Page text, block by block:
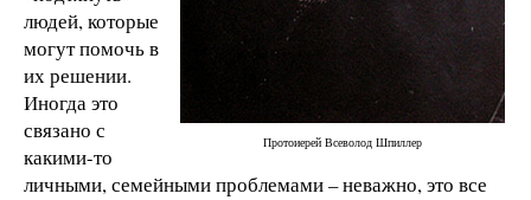
Протоиерей Всеволод Шпиллер
людей, которые
могут помочь в
их решении.
Иногда это
связано с
какими-то
личными, семейными проблемами – неважно, это все